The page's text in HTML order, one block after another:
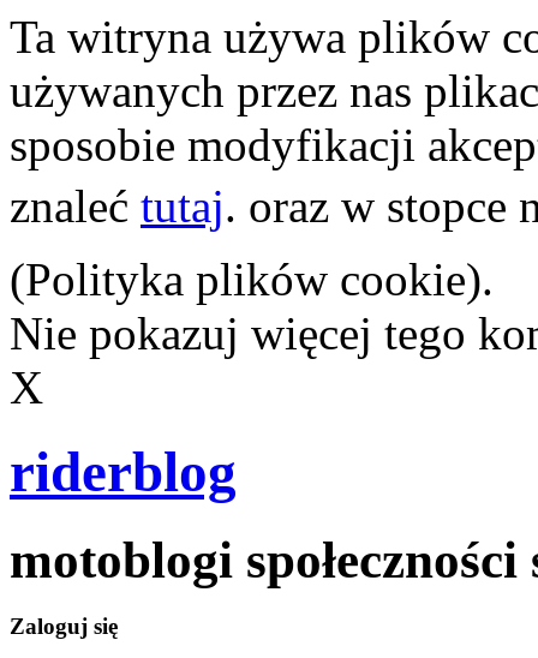
Ta witryna używa plików
używanych przez nas
sposobie modyfikacji
znaleć tutaj. oraz w stopce
(Polityka plików cookie).
Nie pokazuj więcej tego
X
riderblog
motoblogi
Zaloguj się